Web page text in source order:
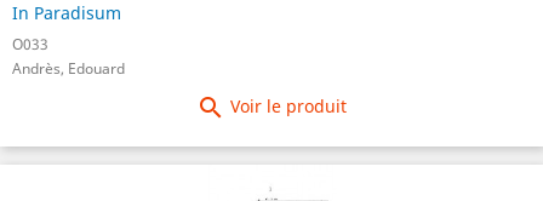
In Paradisum
O033
Andrès, Edouard
 Voir le produit